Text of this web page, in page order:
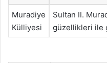
Muradiye
Külliyesi
Sultan II.
güzellikleri ile